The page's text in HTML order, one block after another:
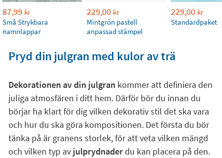
87,99 kr
Små Strykbara
namnlappar
229,00 kr
Mintgrön pastell
anpassad stämpel
229,00 kr
Standardpaket
Pryd din julgran med kulor av trä
Dekorationen av din julgran kommer att definiera den
juliga atmosfären i ditt hem. Därför bör du innan du
börjar ha klart för dig vilken dekorativ stil det ska vara
och hur du ska göra kompositionen. Det första du bör
tänka på är granens storlek, för att veta vilken mängd
och vilken typ av julprydnaderdu kan placera på den.